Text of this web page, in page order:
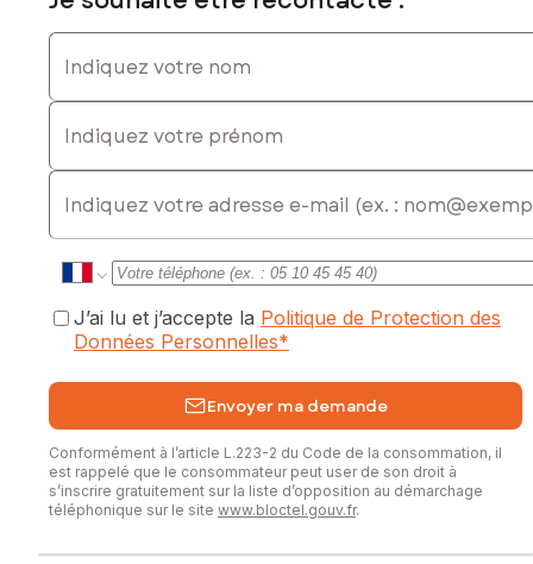
Indiquez votre nom
Indiquez votre prénom
E-mail
J’ai lu et j’accepte la Politique de Protection des
Données Personnelles*
Envoyer ma demande
Conformément à l’article L.223-2 du Code de la consommation, il
est rappelé que le consommateur peut user de son droit à
s’inscrire gratuitement sur la liste d’opposition au démarchage
téléphonique sur le site www.bloctel.gouv.fr.